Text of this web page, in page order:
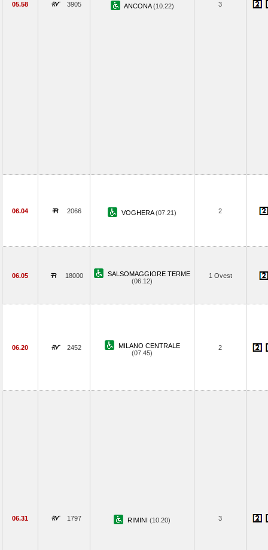
05.58 3905 ANCONA(10.22) 3
06.04 2066 VOGHERA(07.21) 2
06.05 18000
SALSOMAGGIORE TERME
(06.12)
1 Ovest
06.20 2452
MILANO CENTRALE
(07.45)
2
06.31 1797 RIMINI (10.20) 3